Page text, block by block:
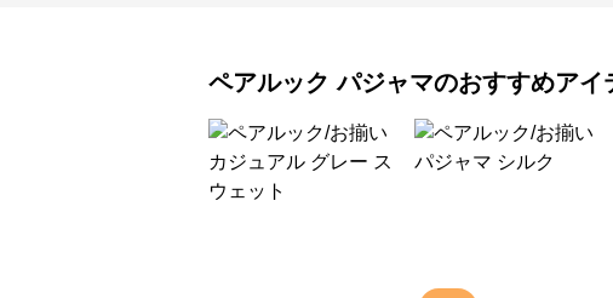
ペアルック パジャマのおすすめアイ